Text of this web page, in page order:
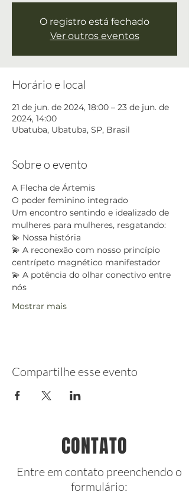
O registro está fechado
Ver outros eventos
Horário e local
21 de jun. de 2024, 18:00 – 23 de jun. de
2024, 14:00
Ubatuba, Ubatuba, SP, Brasil
Sobre o evento
A Flecha de Ártemis
O poder feminino integrado
Um encontro sentindo e idealizado de
mulheres para mulheres, resgatando:
💫 Nossa história
💫 A reconexão com nosso princípio
centrípeto magnético manifestador
💫 A potência do olhar conectivo entre
nós
Mostrar mais
Compartilhe esse evento
CONTATO
Entre em contato preenchendo o
formulário: